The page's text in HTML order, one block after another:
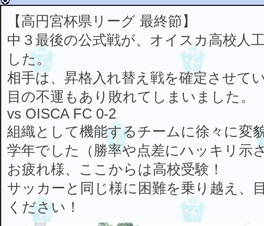
【高円宮杯県リーグ 最終節】
中３最後の公式戦が、オイスカ高校人
した。
相手は、昇格入れ替え戦を確定させて
目の不運もあり敗れてしまいました。
vs OISCA FC 0-2
組織として機能するチームに徐々に変
学年でした（勝率や点差にハッキリ示
お疲れ様、ここからは高校受験！
サッカーと同じ様に困難を乗り越え、
ください！